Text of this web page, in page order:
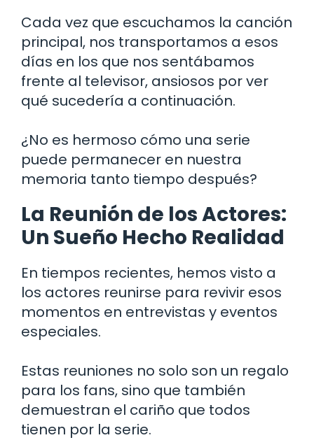
Cada vez que escuchamos la canción
principal, nos transportamos a esos
días en los que nos sentábamos
frente al televisor, ansiosos por ver
qué sucedería a continuación.
¿No es hermoso cómo una serie
puede permanecer en nuestra
memoria tanto tiempo después?
La Reunión de los Actores:
Un Sueño Hecho Realidad
En tiempos recientes, hemos visto a
los actores reunirse para revivir esos
momentos en entrevistas y eventos
especiales.
Estas reuniones no solo son un regalo
para los fans, sino que también
demuestran el cariño que todos
tienen por la serie.